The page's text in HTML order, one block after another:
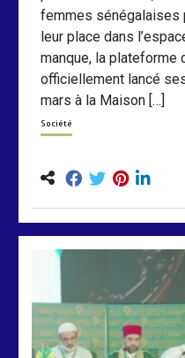
femmes sénégalaises
leur place dans
manque, la plateforme
officiellement lancé
mars à la Maison […]
Société